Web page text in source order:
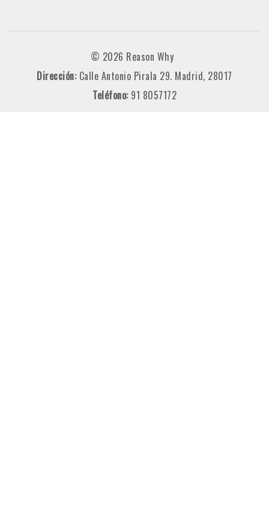
© 2026 Reason Why
Dirección: Calle Antonio Pirala 29. Madrid, 28017
Teléfono: 91 8057172